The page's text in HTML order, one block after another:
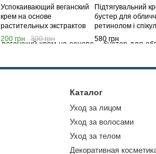
Успокаивающий веганский
крем на основе
растительных экстрактов
Deoproce Real Fresh Vegan
Intensive Soothing Cream,
200 грн 300 грн
Підтягувальний
бустер для
ретинолом і
Celimax The Vita-A
Shot Tightening
580 грн
Каталог
Уход за лицом
Уход за волосами
Уход за телом
Декоративная